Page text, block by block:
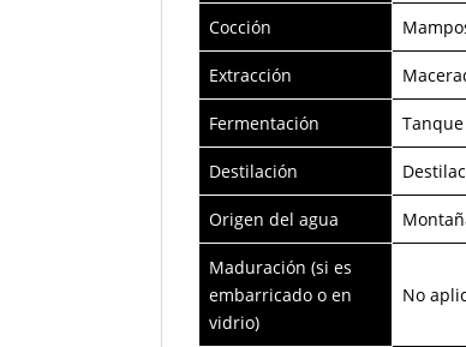
Cocción
Extracción
Fermentación
Destilación
Origen del agua
Maduración (si es
embarricado o en
vidrio)
No